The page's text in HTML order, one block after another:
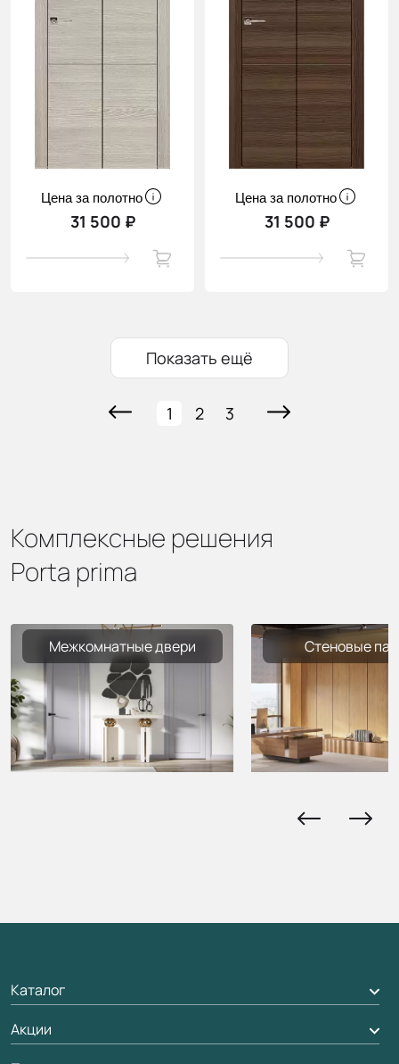
Цена за полотно
31 500 ₽
Цена за полотно
31 500 ₽
Показать ещё
1 2 3
Комплексные решения
Porta prima
Межкомнатные двери Стеновые
Каталог
Межкомнатные двери
Акции